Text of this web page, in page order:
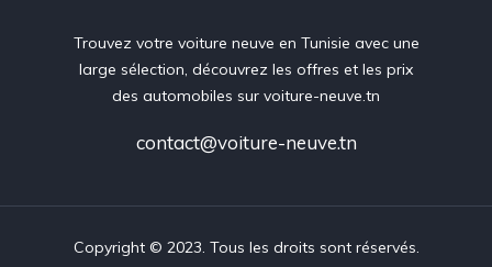
Trouvez votre voiture neuve en Tunisie avec une
large sélection, découvrez les offres et les prix
des automobiles sur voiture-neuve.tn
contact@voiture-neuve.tn
Copyright © 2023. Tous les droits sont réservés.